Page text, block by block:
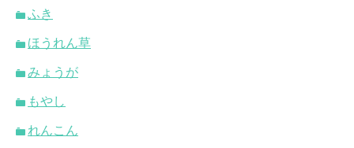
ふき
ほうれん草
みょうが
もやし
れんこん